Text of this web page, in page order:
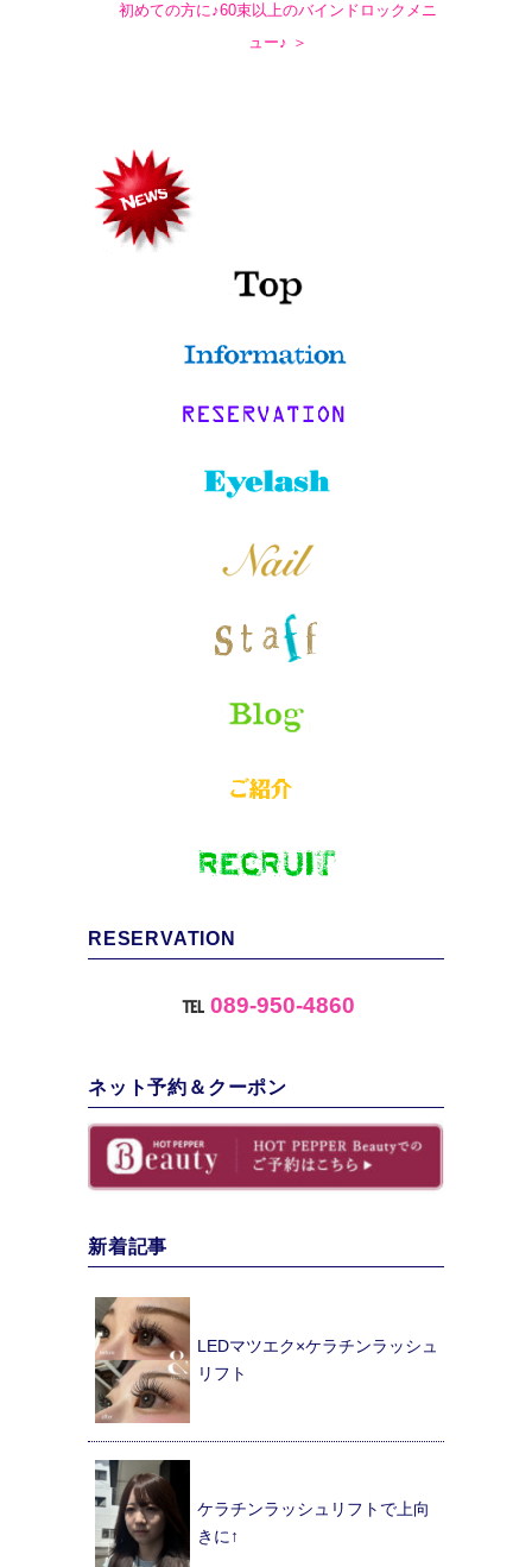
初めての方に♪60束以上のバインドロックメニ
ュー♪ ＞
RESERVATION
℡ 089-950-4860
ネット予約＆クーポン
新着記事
LEDマツエク×ケラチンラッシュ
リフト
ケラチンラッシュリフトで上向
きに↑